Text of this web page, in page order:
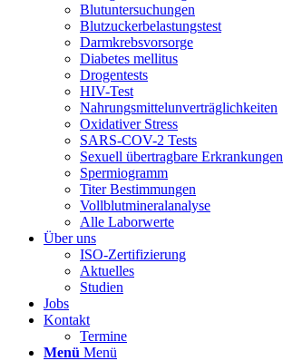
Blutuntersuchungen
Blutzucker­belastungstest
Darmkrebsvorsorge
Diabetes mellitus
Drogentests
HIV-Test
Nahrungsmittel­unverträglichkeiten
Oxidativer Stress
SARS-COV-2 Tests
Sexuell übertragbare Erkrankungen
Spermiogramm
Titer Bestimmungen
Vollblutmineralanalyse
Alle Laborwerte
Über uns
ISO-Zertifizierung
Aktuelles
Studien
Jobs
Kontakt
Termine
Menü Menü